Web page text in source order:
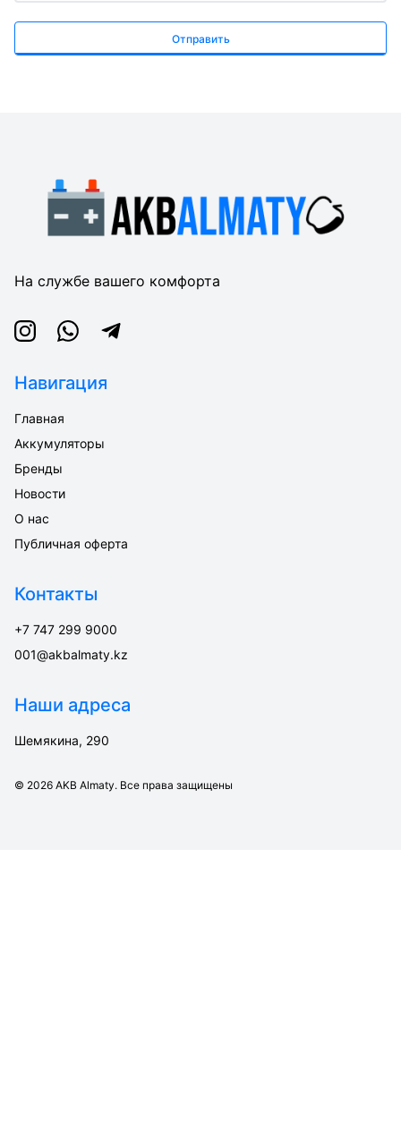
Отправить
На службе вашего комфорта
InstagramWhatsappTelegram
Навигация
Главная
Аккумуляторы
Бренды
Новости
О нас
Публичная оферта
Контакты
+7 747 299 9000
001@akbalmaty.kz
Наши адреса
Шемякина, 290
© 2026 AKB Almaty. Все права защищены